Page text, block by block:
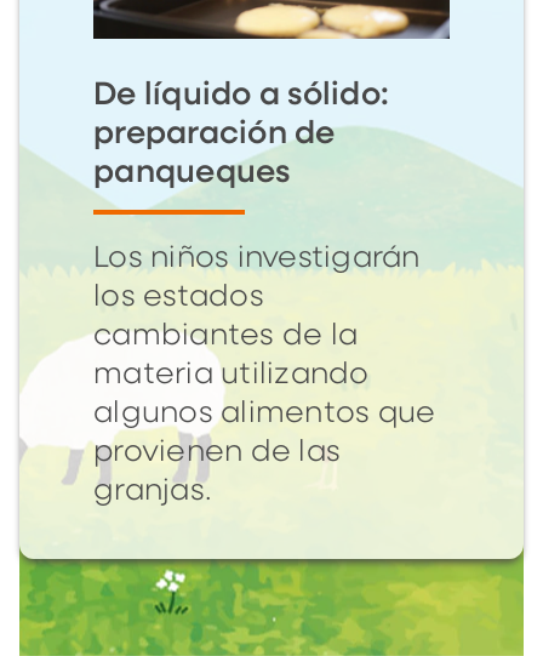
De líquido a sólido:
preparación de
panqueques
Los niños investigarán
los estados
cambiantes de la
materia utilizando
algunos alimentos que
provienen de las
granjas.